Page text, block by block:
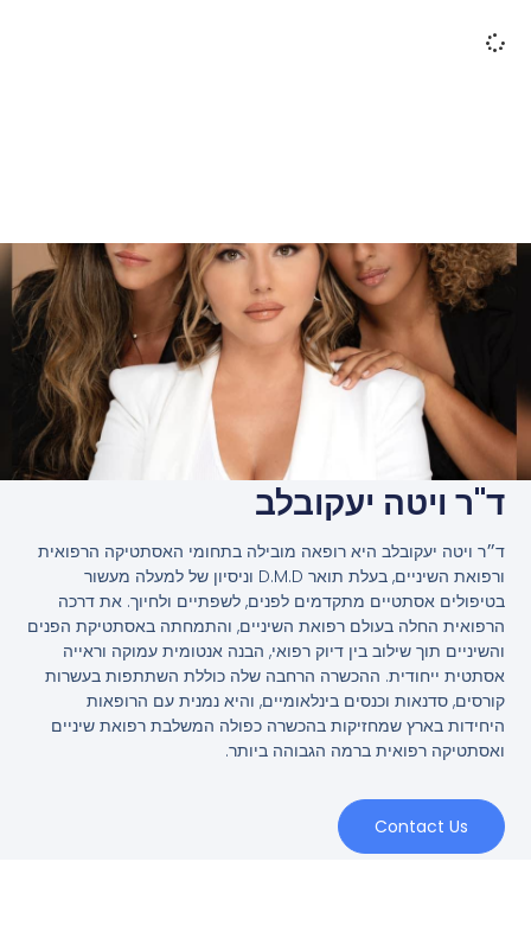
ד"ר ויטה יעקובלב
ד״ר ויטה יעקובלב היא רופאה מובילה בתחומי האסתטיקה הרפואית
ורפואת השיניים, בעלת תואר D.M.D וניסיון של למעלה מעשור
בטיפולים אסתטיים מתקדמים לפנים, לשפתיים ולחיוך. את דרכה
הרפואית החלה בעולם רפואת השיניים, והתמחתה באסתטיקת הפנים
והשיניים תוך שילוב בין דיוק רפואי, הבנה אנטומית עמוקה וראייה
אסתטית ייחודית. ההכשרה הרחבה שלה כוללת השתתפות בעשרות
קורסים, סדנאות וכנסים בינלאומיים, והיא נמנית עם הרופאות
היחידות בארץ שמחזיקות בהכשרה כפולה המשלבת רפואת שיניים
ואסתטיקה רפואית ברמה הגבוהה ביותר.
Contact Us